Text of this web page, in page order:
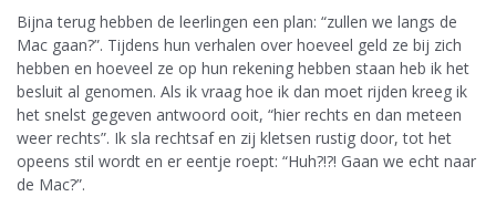
Bijna terug hebben de leerlingen een plan: “zullen we langs de
Mac gaan?”. Tijdens hun verhalen over hoeveel geld ze bij zich
hebben en hoeveel ze op hun rekening hebben staan heb ik het
besluit al genomen. Als ik vraag hoe ik dan moet rijden kreeg ik
het snelst gegeven antwoord ooit, “hier rechts en dan meteen
weer rechts”. Ik sla rechtsaf en zij kletsen rustig door, tot het
opeens stil wordt en er eentje roept: “Huh?!?! Gaan we echt naar
de Mac?”.